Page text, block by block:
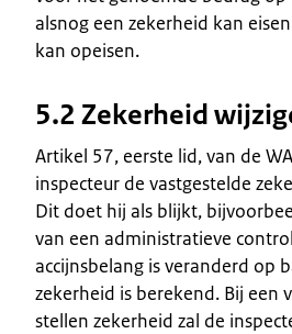
alsnog een zekerheid kan
kan opeisen.
5.2 Zekerheid
Artikel 57, eerste lid, van de
inspecteur de vastgestelde
Dit doet hij als blijkt,
van een administratieve
accijnsbelang is veranderd op
zekerheid is berekend. Bij een
stellen zekerheid zal de